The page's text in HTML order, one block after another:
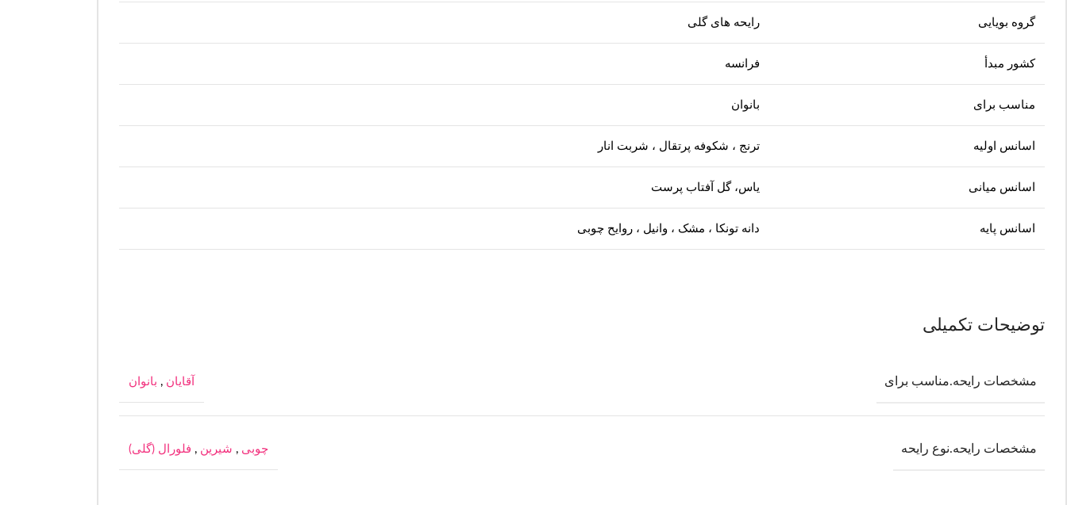
گروه بویایی رایحه های گلی
کشور مبدأ فرانسه
مناسب برای بانوان
اسانس اولیه ترنج ، شکوفه پرتقال ، شربت انار
اسانس میانی یاس، گل آفتاب پرست
اسانس پایه دانه تونکا ، مشک ، وانیل ، روایح چوبی
توضیحات تکمیلی
مشخصات رایحه.مناسب برای آقایان , بانوان
مشخصات رایحه.نوع رایحه چوبی , شیرین , فلورال (گلی)